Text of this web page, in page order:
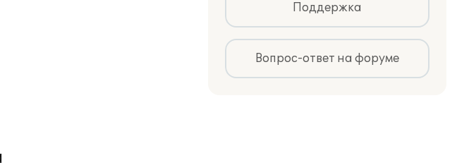
Поддержка
Вопрос-ответ на форуме